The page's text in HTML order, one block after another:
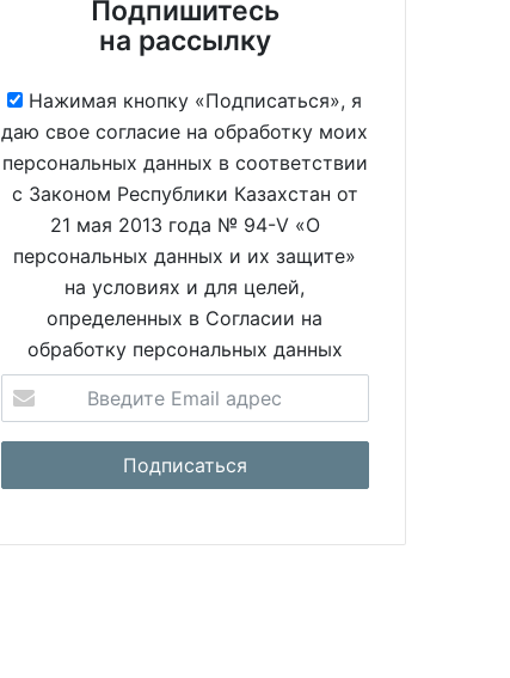
Подпишитесь
на рассылку
Нажимая кнопку «Подписаться», я
даю свое согласие на обработку моих
персональных данных в соответствии
с Законом Республики Казахстан от
21 мая 2013 года № 94-V «О
персональных данных и их защите»
на условиях и для целей,
определенных в Согласии на
обработку персональных данных